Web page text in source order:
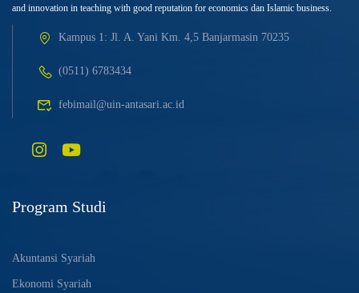
and innovation in teaching with good reputation for economics dan Islamic business.
Kampus 1: Jl. A. Yani Km. 4,5 Banjarmasin 70235
(0511) 6783434
febimail@uin-antasari.ac.id
Program Studi
Akuntansi Syariah
Ekonomi Syariah